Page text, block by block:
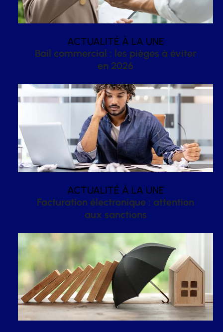
ACTUALITÉ À LA UNE
Bail commercial : les pièges à éviter
en 2026
ACTUALITÉ À LA UNE
Facturation électronique : attention
aux sanctions